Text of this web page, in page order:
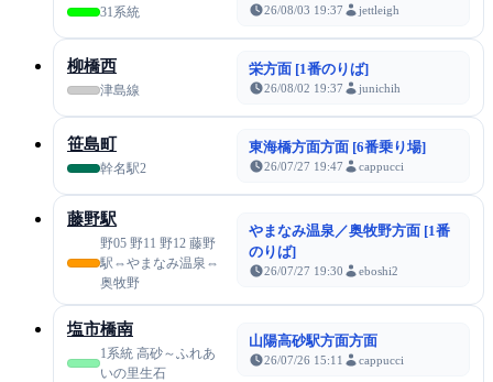
31系統 26/08/03 19:37 jettleigh
柳橋西
津島線
栄方面 [1番のりば]
26/08/02 19:37 junichih
笹島町
幹名駅2
東海橋方面方面 [6番乗り場]
26/07/27 19:47 cappucci
藤野駅
野05 野11 野12 藤野
駅⇔やまなみ温泉⇔
奥牧野
やまなみ温泉／奥牧野方面 [1番
のりば]
26/07/27 19:30 eboshi2
塩市橋南
1系統 高砂～ふれあ
いの里生石
山陽高砂駅方面方面
26/07/26 15:11 cappucci